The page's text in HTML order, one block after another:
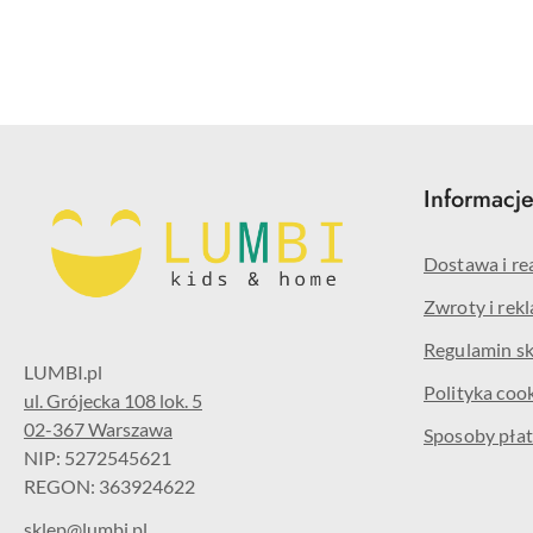
ul. Grójecka 108 lok. 5
02-367 Warszawa
NIP: 5272545621
REGON: 363924622
Informacje
Dostawa i
Zwroty i
Regulamin
Polityka
Sposoby